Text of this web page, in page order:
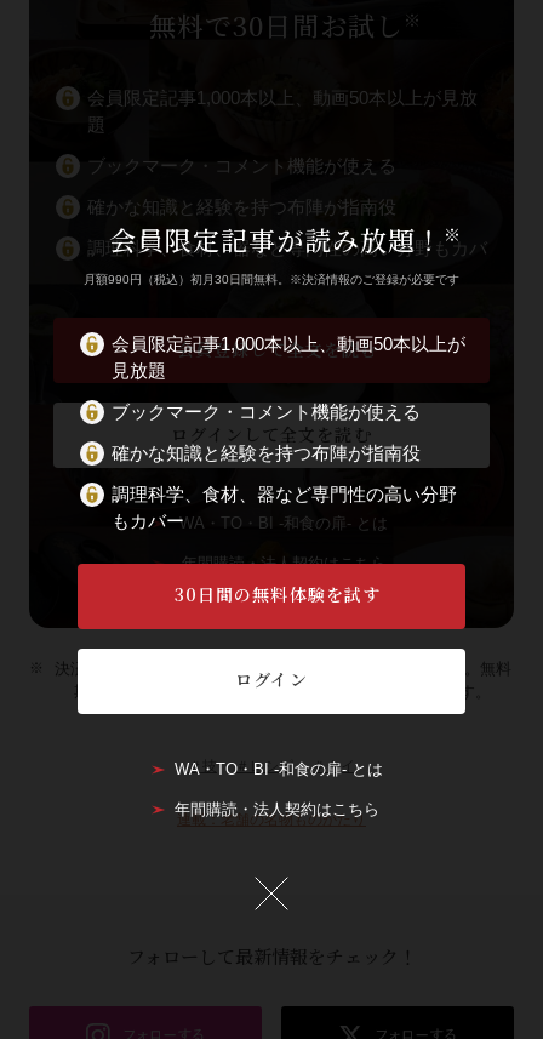
無料で30日間お試し ※
会員限定記事1,000本以上、動画50本以上が見放
題
ブックマーク・コメント機能が使える
確かな知識と経験を持つ布陣が指南役
調理科学、食材、器など専門性の高い分野もカバ
ー
会員登録して全文を読む
ログインして全文を読む
WA・TO・BI -和食の扉- とは
年間購読・法人契約はこちら
決済情報のご登録が必要です。初回ご登録の方に限ります。無料
期間後は¥990（税込）/月。いつでもキャンセルできます。
＃技 ＃レシピ ＃タイ
連載：老舗の名物ものがたり
フォローして最新情報をチェック！
会員限定記事が読み放題！※
月額990円（税込）初月30日間無料。※決済情報のご登録が必要です
会員限定記事1,000本以上、動画50本以上が
見放題
ブックマーク・コメント機能が使える
確かな知識と経験を持つ布陣が指南役
調理科学、食材、器など専門性の高い分野
もカバー
30日間の無料体験を試す
ログイン
WA・TO・BI -和食の扉- とは
年間購読・法人契約はこちら